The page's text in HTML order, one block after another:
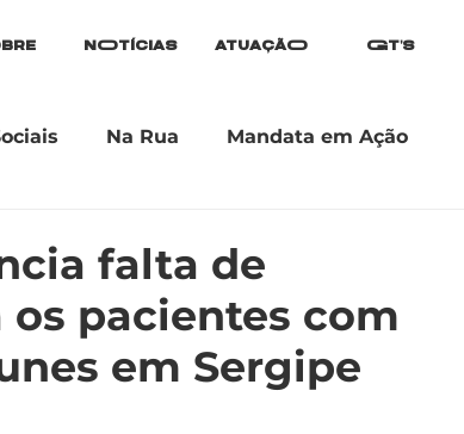
nOtícias atuaçãO Gt's
Na Rua Mandata em Ação
falta de
pacientes com
em Sergipe